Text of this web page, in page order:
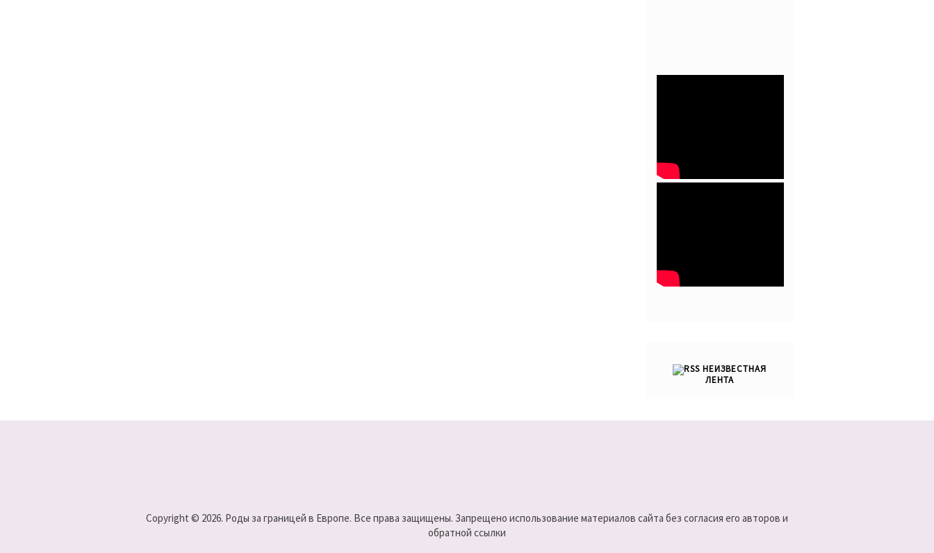
НЕИЗВЕСТНАЯ
ЛЕНТА
Copyright © 2026. Роды за границей в Европе. Все права защищены. Запрещено использование материалов сайта без согласия его авторов и
обратной ссылки